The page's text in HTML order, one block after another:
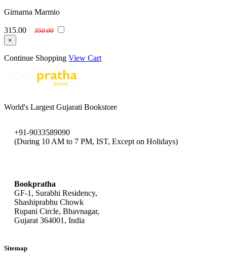
Girnarna Marmio
315.00
350.00
×
Continue Shopping View Cart
World's Largest Gujarati Bookstore
+91-9033589090
(During 10 AM to 7 PM, IST, Except on Holidays)
Bookpratha
GF-1, Surabhi Residency,
Shashiprabhu Chowk
Rupani Circle, Bhavnagar,
Gujarat 364001, India
Sitemap